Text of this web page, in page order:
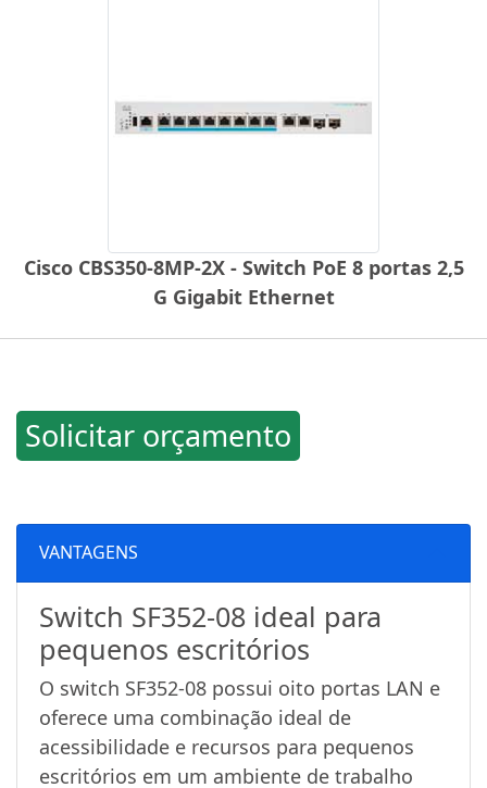
Cisco CBS350-8MP-2X - Switch PoE 8 portas 2,5
G Gigabit Ethernet
Solicitar orçamento
VANTAGENS
Switch SF352-08 ideal para
pequenos escritórios
O switch SF352-08 possui oito portas LAN e
oferece uma combinação ideal de
acessibilidade e recursos para pequenos
escritórios em um ambiente de trabalho